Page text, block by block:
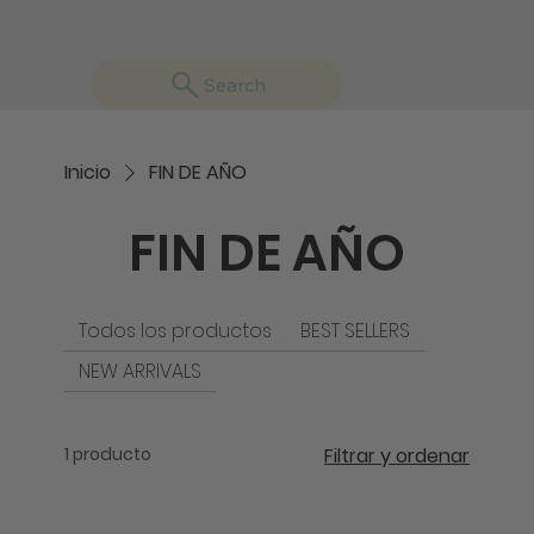
Search
Inicio FIN DE AÑO
FIN DE AÑO
Todos los productos
BEST SELLERS
NEW ARRIVALS
1 producto Filtrar y ordenar